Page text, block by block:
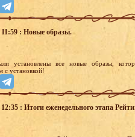
11:59 : Новые образы.
установлены все новые образы,
с установкой!
12:35 : Итоги еженедельного этапа